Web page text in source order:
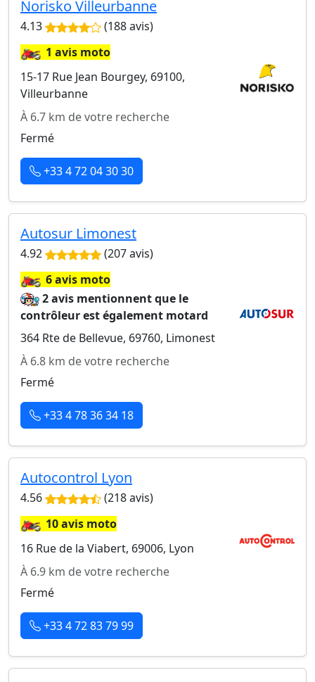
Norisko Villeurbanne
4.13 (188 avis)
🏍️1 avis moto
15-17 Rue Jean Bourgey, 69100,
Villeurbanne
À 6.7 km de votre recherche
Fermé
+33 4 72 04 30 30
Autosur Limonest
4.92 (207 avis)
🏍️6 avis moto
2 avis mentionnent que le
contrôleur est également motard
364 Rte de Bellevue, 69760, Limonest
À 6.8 km de votre recherche
Fermé
+33 4 78 36 34 18
Autocontrol Lyon
4.56 (218 avis)
🏍️10 avis moto
16 Rue de la Viabert, 69006, Lyon
À 6.9 km de votre recherche
Fermé
+33 4 72 83 79 99